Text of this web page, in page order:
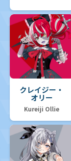
クレイジー・
オリー
Kureiji Ollie